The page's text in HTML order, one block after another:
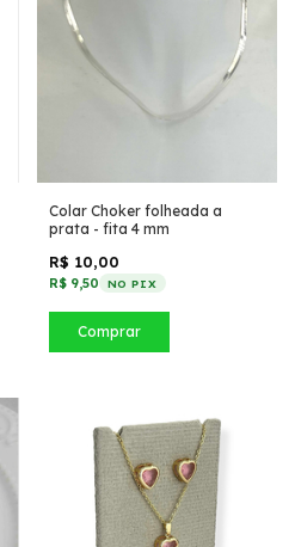
Colar Choker folheada a
prata - fita 4 mm
R$ 10,00
R$ 9,50 NO PIX
Comprar